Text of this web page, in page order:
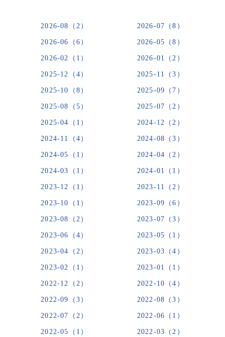
2026-08（2） 2026-07（8）
2026-06（6） 2026-05（8）
2026-02（1） 2026-01（2）
2025-12（4） 2025-11（3）
2025-10（8） 2025-09（7）
2025-08（5） 2025-07（2）
2025-04（1） 2024-12（2）
2024-11（4） 2024-08（3）
2024-05（1） 2024-04（2）
2024-03（1） 2024-01（1）
2023-12（1） 2023-11（2）
2023-10（1） 2023-09（6）
2023-08（2） 2023-07（3）
2023-06（4） 2023-05（1）
2023-04（2） 2023-03（4）
2023-02（1） 2023-01（1）
2022-12（2） 2022-10（4）
2022-09（3） 2022-08（3）
2022-07（2） 2022-06（1）
2022-05（1） 2022-03（2）